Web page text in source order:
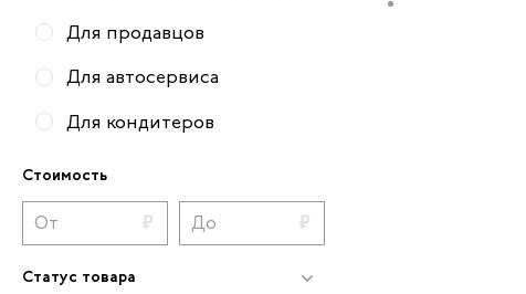
Для продавцов
Для автосервиса
Для кондитеров
Для сварщика
Для водителей
Стоимость
Статус товара